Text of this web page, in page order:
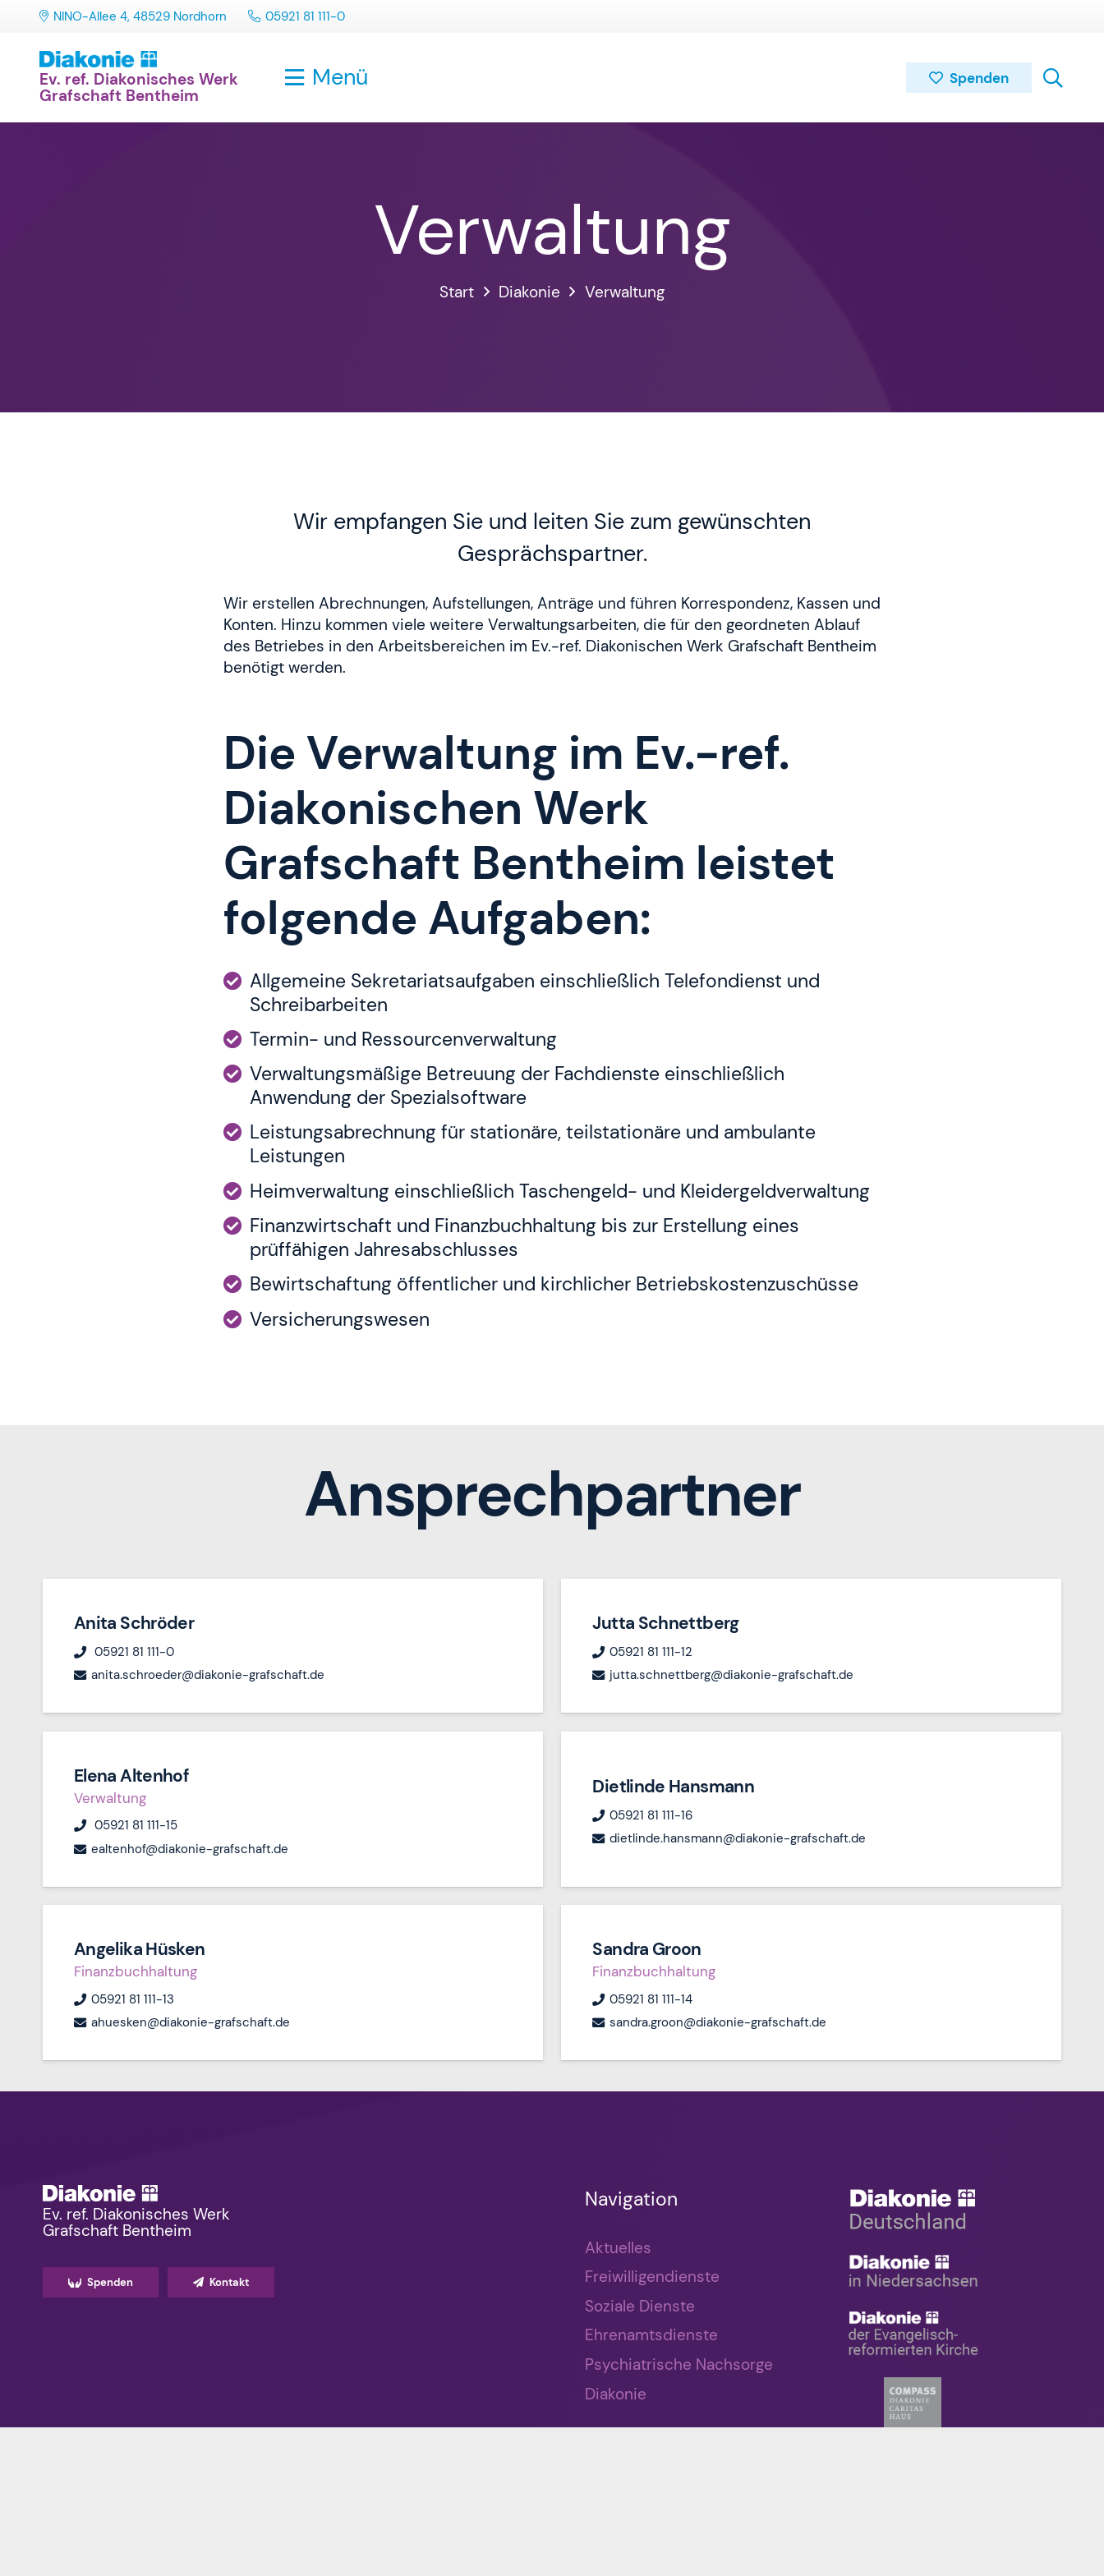
NINO-Allee 4, 48529 Nordhorn 05921 81 111-0
Ev. ref. Diakonisches Werk
Grafschaft Bentheim
Menü Spenden
Verwaltung
Start Diakonie Verwaltung
Wir empfangen Sie und leiten Sie zum gewünschten
Gesprächspartner.
Wir erstellen Abrechnungen, Aufstellungen, Anträge und führen Korrespondenz, Kassen und
Konten. Hinzu kommen viele weitere Verwaltungsarbeiten, die für den geordneten Ablauf
des Betriebes in den Arbeitsbereichen im Ev.-ref. Diakonischen Werk Grafschaft Bentheim
benötigt werden.
Die Verwaltung im Ev.-ref.
Diakonischen Werk
Grafschaft Bentheim leistet
folgende Aufgaben:
Allgemeine Sekretariatsaufgaben einschließlich Telefondienst und
Schreibarbeiten
Termin- und Ressourcenverwaltung
Verwaltungsmäßige Betreuung der Fachdienste einschließlich
Anwendung der Spezialsoftware
Leistungsabrechnung für stationäre, teilstationäre und ambulante
Leistungen
Heimverwaltung einschließlich Taschengeld- und Kleidergeldverwaltung
Finanzwirtschaft und Finanzbuchhaltung bis zur Erstellung eines
prüffähigen Jahresabschlusses
Bewirtschaftung öffentlicher und kirchlicher Betriebskostenzuschüsse
Versicherungswesen
Ansprechpartner
Anita Schröder
05921 81 111-0
anita.schroeder@diakonie-grafschaft.de
Jutta Schnettberg
05921 81 111-12
jutta.schnettberg@diakonie-grafschaft.de
Elena Altenhof
Verwaltung
05921 81 111-15
ealtenhof@diakonie-grafschaft.de
Dietlinde Hansmann
05921 81 111-16
dietlinde.hansmann@diakonie-grafschaft.de
Angelika Hüsken
Finanzbuchhaltung
05921 81 111-13
ahuesken@diakonie-grafschaft.de
Sandra Groon
Finanzbuchhaltung
05921 81 111-14
sandra.groon@diakonie-grafschaft.de
Ev. ref. Diakonisches Werk
Grafschaft Bentheim
Spenden Kontakt
Navigation
Aktuelles
Freiwilligendienste
Soziale Dienste
Ehrenamtsdienste
Psychiatrische Nachsorge
Diakonie